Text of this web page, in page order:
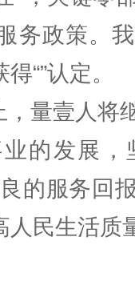
务政策。
“”认定。
量壹人将
的发展，
的服务回
人民生活质